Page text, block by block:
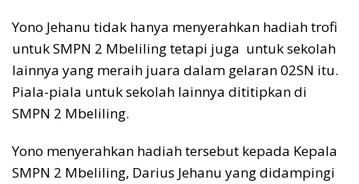
Yono Jehanu tidak hanya menyerahkan hadiah trofi
untuk SMPN 2 Mbeliling tetapi juga untuk sekolah
lainnya yang meraih juara dalam gelaran 02SN itu.
Piala-piala untuk sekolah lainnya dititipkan di
SMPN 2 Mbeliling.
Yono menyerahkan hadiah tersebut kepada Kepala
SMPN 2 Mbeliling, Darius Jehanu yang didampingi